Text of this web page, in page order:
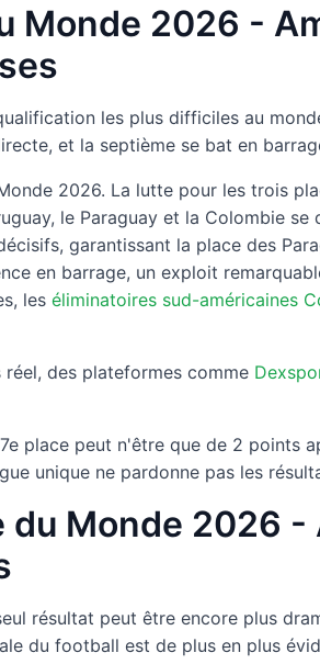
Monde 2026 -
les plus difficiles au
et la septième se bat en
2026. La lutte pour les trois
le Paraguay et la Colombie se
garantissant la place des
en barrage, un exploit
les éliminatoires sud-américaines
des plateformes comme
place peut n'être que de 2 points
unique ne pardonne pas les
Monde 2026
résultat peut être encore plus
du football est de plus en plus